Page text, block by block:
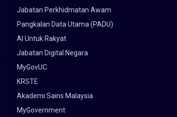
Jabatan Perkhidmatan Awam
Pangkalan Data Utama (PADU)
AI Untuk Rakyat
Jabatan Digital Negara
MyGovUC
KRSTE
Akademi Sains Malaysia
MyGovernment